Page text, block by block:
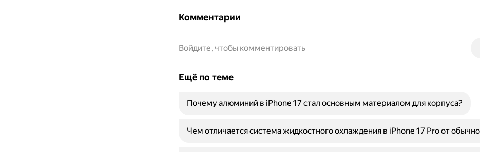
Комментарии
Войдите, чтобы комментировать
Ещё по теме
Почему алюминий в iPhone 17 стал основным материалом для корпуса?
Чем отличается система жидкостного охлаждения в iPhone 17 Pro от